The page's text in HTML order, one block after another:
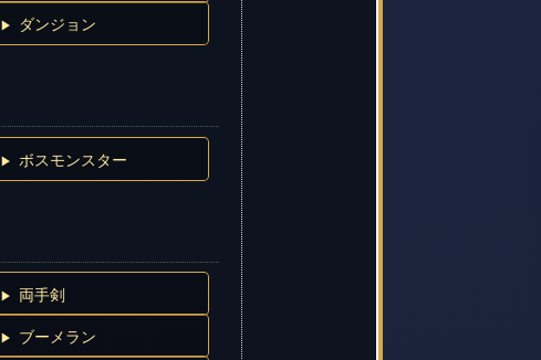
ダンジョン
ボスモンスター
両手剣
ブーメラン